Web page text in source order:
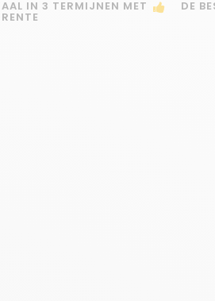
IN 3 TERMIJNEN MET DE